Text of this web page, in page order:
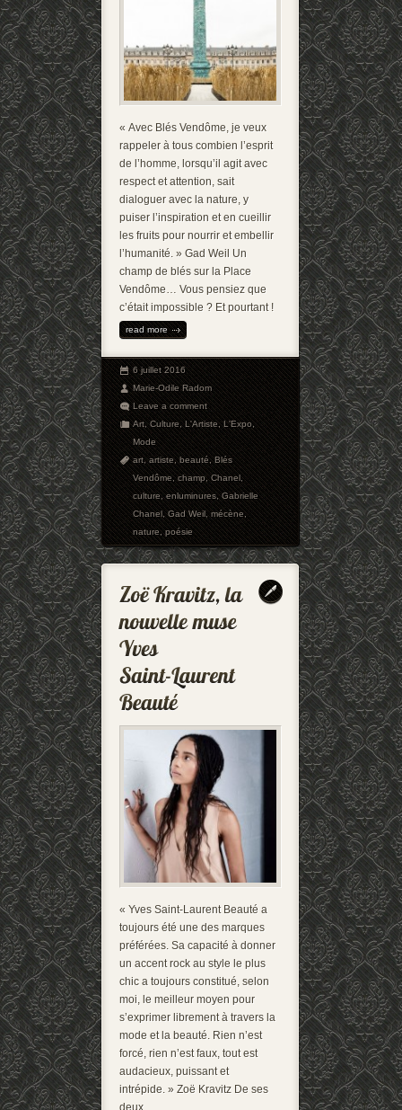
« Avec Blés Vendôme, je veux
rappeler à tous combien l’esprit
de l’homme, lorsqu’il agit avec
respect et attention, sait
dialoguer avec la nature, y
puiser l’inspiration et en cueillir
les fruits pour nourrir et embellir
l’humanité. » Gad Weil Un
champ de blés sur la Place
Vendôme… Vous pensiez que
c’était impossible ? Et pourtant !
read more
6 juillet 2016
Marie-Odile Radom
Leave a comment
Art,Culture,L'Artiste,L'Expo,
Mode
art,artiste,beauté,Blés
Vendôme,champ,Chanel,
culture,enluminures,Gabrielle
Chanel,Gad Weil,mécène,
nature,poésie
« Yves Saint-Laurent Beauté a
toujours été une des marques
préférées. Sa capacité à donner
un accent rock au style le plus
chic a toujours constitué, selon
moi, le meilleur moyen pour
s’exprimer librement à travers la
mode et la beauté. Rien n’est
forcé, rien n’est faux, tout est
audacieux, puissant et
intrépide. » Zoë Kravitz De ses
deux